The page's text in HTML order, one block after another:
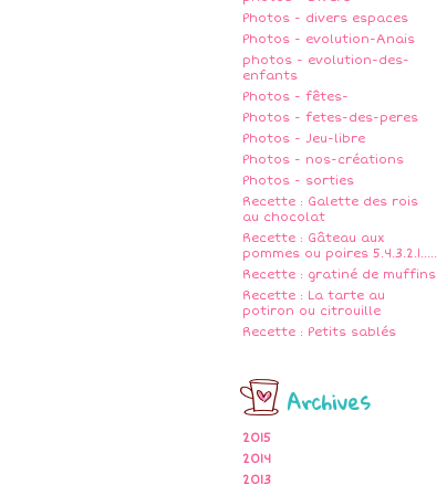
Photos - divers espaces
Photos - evolution-Anais
photos - evolution-des-
enfants
Photos - fêtes-
Photos - fetes-des-peres
Photos - Jeu-libre
Photos - nos-créations
Photos - sorties
Recette : Galette des rois
au chocolat
Recette : Gâteau aux
pommes ou poires 5.4.3.2.1.....
Recette : gratiné de muffins
Recette : La tarte au
potiron ou citrouille
Recette : Petits sablés
Archives
2015
2014
2013